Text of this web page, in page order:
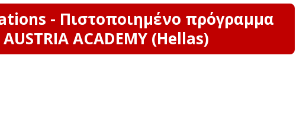
- Πιστοποιημένο πρόγραμμα
ACADEMY (Hellas)